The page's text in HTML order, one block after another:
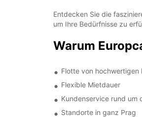
Entdecken Sie die
um Ihre Bedürfnisse zu
Warum
Flotte von hochwertigen
Flexible Mietdauer
Kundenservice rund um
Standorte in ganz Prag